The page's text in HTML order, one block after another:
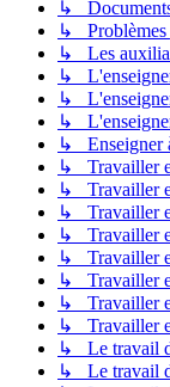
↳ Documents
↳ Problèmes
↳ Les
↳
↳
↳
↳ Enseigner
↳ Travailler
↳ Travailler
↳ Travailler
↳ Travailler
↳ Travailler
↳ Travailler
↳ Travailler
↳ Travailler
↳ Le travail
↳ Le travail